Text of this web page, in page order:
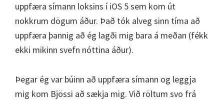
uppfæra símann loksins í iOS 5 sem kom út
nokkrum dögum áður. Það tók alveg sinn tíma að
uppfæra þannig að ég lagði mig bara á meðan (fékk
ekki mikinn svefn nóttina áður).
Þegar ég var búinn að uppfæra símann og leggja
mig kom Bjössi að sækja mig. Við röltum svo frá